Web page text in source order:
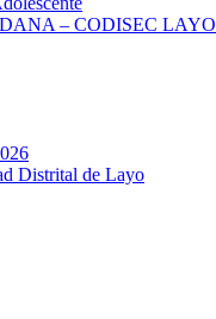
– CODISEC LAYO
Distrital de Layo